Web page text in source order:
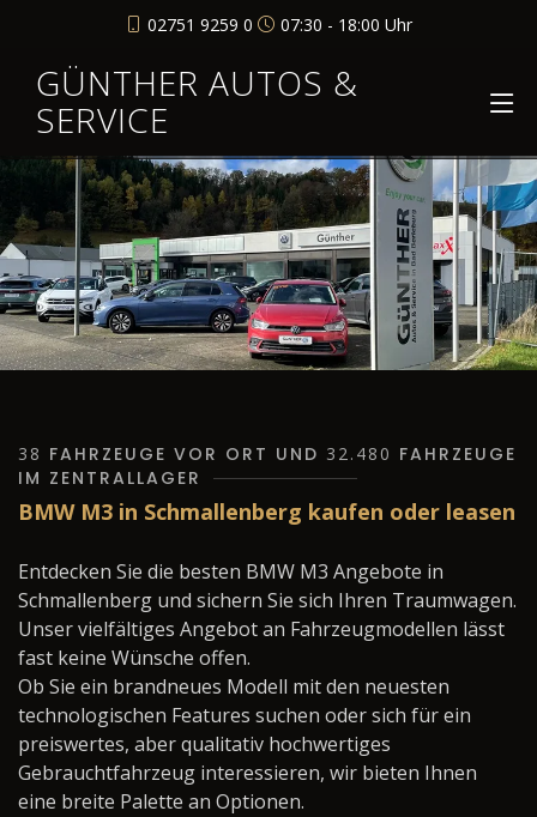
02751 9259 0 07:30 - 18:00 Uhr
GÜNTHER AUTOS &
SERVICE
38 FAHRZEUGE VOR ORT UND 32.480 FAHRZEUGE
IM ZENTRALLAGER
BMW M3 in Schmallenberg kaufen oder leasen
Entdecken Sie die besten BMW M3 Angebote in
Schmallenberg und sichern Sie sich Ihren Traumwagen.
Unser vielfältiges Angebot an Fahrzeugmodellen lässt
fast keine Wünsche offen.
Ob Sie ein brandneues Modell mit den neuesten
technologischen Features suchen oder sich für ein
preiswertes, aber qualitativ hochwertiges
Gebrauchtfahrzeug interessieren, wir bieten Ihnen
eine breite Palette an Optionen.